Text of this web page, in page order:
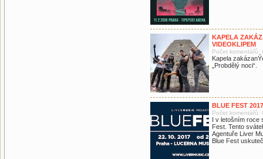
KAPELA
VIDEOKLIPEM
Počet komentářů:
Kapela
„Probdělý noci“.
BLUE FEST 2017
Počet komentářů:
I v letošním roce
Fest. Tento
Agentuře Liver
Blue Fest